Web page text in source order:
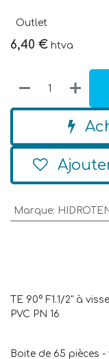
Outlet
6,40 € htva
Marque:
TE 90° F1.1/2" à
PVC PN 16
Boite de 65 pièces